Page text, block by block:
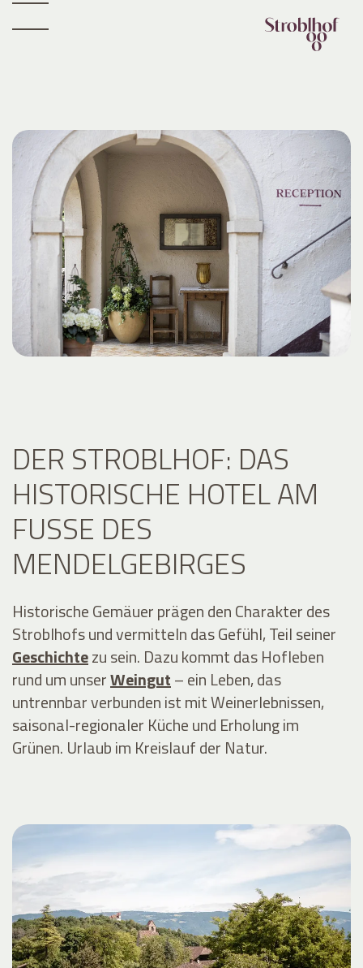
DER STROBLHOF: DAS
HISTORISCHE HOTEL AM
FUSSE DES M
ENDELGEBIRGES
Historische Gemäuer prägen den Charakter des
Stroblhofs und vermitteln das Gefühl, Teil seiner
Geschichtezu sein. Dazu kommt das Hofleben
rund um unserWeingut– ein Leben, das
untrennbar verbunden ist mit Weinerlebnissen,
saisonal-regionaler Küche und Erholung im
Grünen. Urlaub im Kreislauf der Natur.